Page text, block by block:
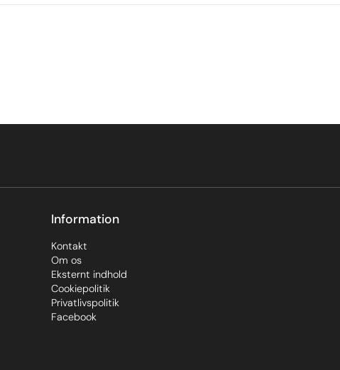
Information
Kontakt
Om os
Eksternt indhold
Cookiepolitik
Privatlivspolitik
Facebook